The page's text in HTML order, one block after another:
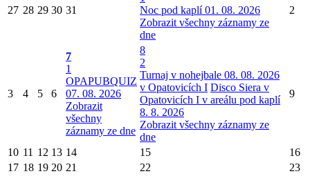
27 28 29 30 31
Noc pod kaplí 01. 08. 2026
Zobrazit všechny záznamy ze
dne
2
3 4 5 6
7
1
OPAPUBQUIZ
07. 08. 2026
Zobrazit
všechny
záznamy ze dne
8
2
Turnaj v nohejbale 08. 08. 2026
v Opatovicích I Disco Siera v
Opatovicích I v areálu pod kaplí
8. 8. 2026
Zobrazit všechny záznamy ze
dne
9
10 11 12 13 14 15
16
17 18 19 20 21 22 23